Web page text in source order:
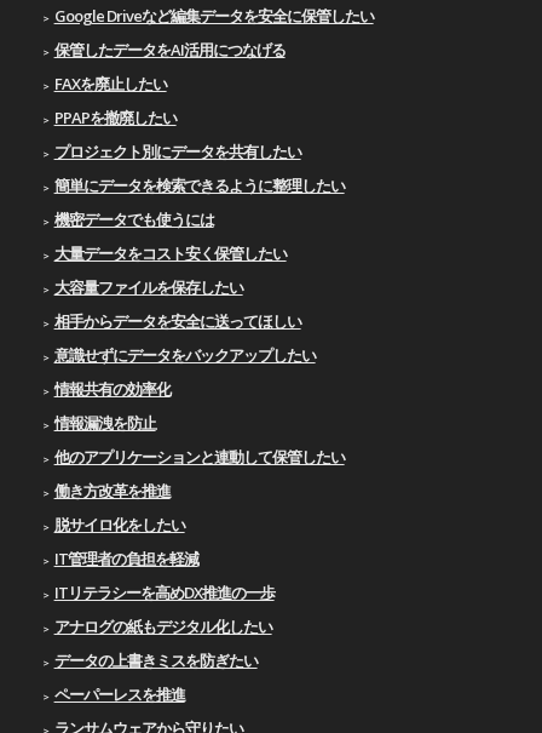
Google Driveなど編集データを安全に保管したい
保管したデータをAI活用につなげる
FAXを廃止したい
PPAPを撤廃したい
プロジェクト別にデータを共有したい
簡単にデータを検索できるように整理したい
機密データでも使うには
大量データをコスト安く保管したい
大容量ファイルを保存したい
相手からデータを安全に送ってほしい
意識せずにデータをバックアップしたい
情報共有の効率化
情報漏洩を防止
他のアプリケーションと連動して保管したい
働き方改革を推進
脱サイロ化をしたい
IT管理者の負担を軽減
ITリテラシーを高めDX推進の一歩
アナログの紙もデジタル化したい
データの上書きミスを防ぎたい
ペーパーレスを推進
ランサムウェアから守りたい